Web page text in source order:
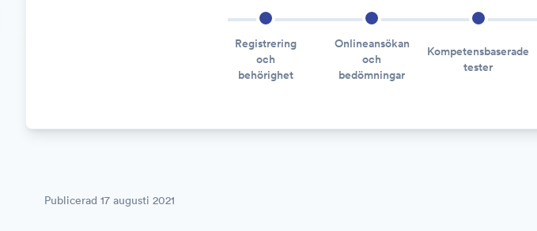
Registrering
och
behörighet
Onlineansökan
och
bedömningar
Kompetensbaserade
tester
Publicerad 17 augusti 2021